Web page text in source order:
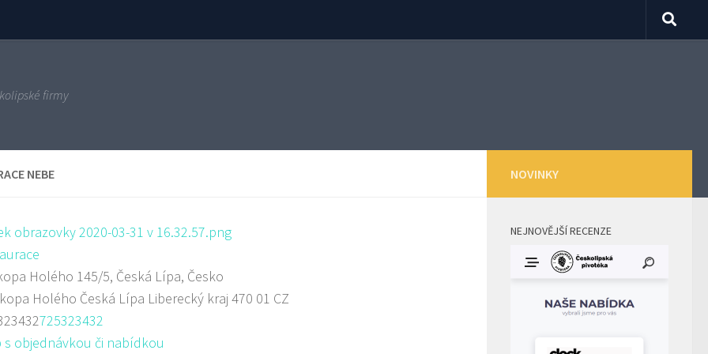
firmy
NEBE
Holého 145/5, Česká Lípa, Česko
Holého Česká Lípa Liberecký kraj 470 01 CZ
725323432
s objednávkou či nabídkou
NOVINKY
NEJNOVĚJŠÍ RECENZE